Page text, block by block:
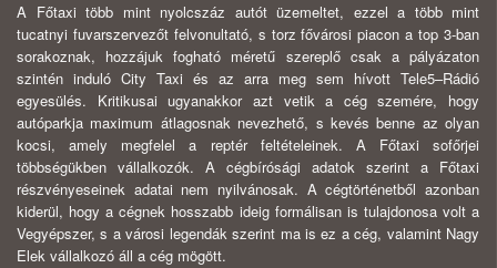
A Főtaxi több mint nyolcszáz autót üzemeltet, ezzel a több mint
tucatnyi fuvarszervezőt felvonultató, s torz fővárosi piacon a top 3-ban
sorakoznak, hozzájuk fogható méretű szereplő csak a pályázaton
szintén induló City Taxi és az arra meg sem hívott Tele5–Rádió
egyesülés. Kritikusai ugyanakkor azt vetik a cég szemére, hogy
autóparkja maximum átlagosnak nevezhető, s kevés benne az olyan
kocsi, amely megfelel a reptér feltételeinek. A Főtaxi sofőrjei
többségükben vállalkozók. A cégbírósági adatok szerint a Főtaxi
részvényeseinek adatai nem nyilvánosak. A cégtörténetből azonban
kiderül, hogy a cégnek hosszabb ideig formálisan is tulajdonosa volt a
Vegyépszer, s a városi legendák szerint ma is ez a cég, valamint Nagy
Elek vállalkozó áll a cég mögött.